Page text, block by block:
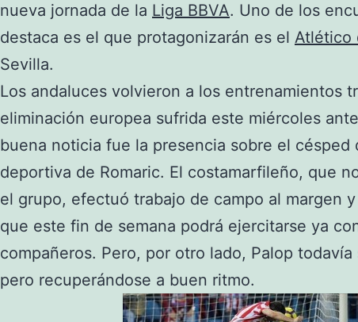
nueva jornada de la Liga BBVA. Uno de los
destaca es el que protagonizarán es el Atlético
Sevilla.
Los andaluces volvieron a los entrenamientos
eliminación europea sufrida este miércoles
buena noticia fue la presencia sobre el césped
deportiva de Romaric. El costamarfileño, que
el grupo, efectuó trabajo de campo al margen
que este fin de semana podrá ejercitarse ya
compañeros. Pero, por otro lado, Palop todavía
pero recuperándose a buen ritmo.